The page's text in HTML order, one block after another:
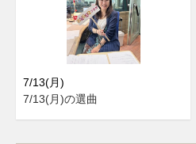
7/13(月)
7/13(月)の選曲